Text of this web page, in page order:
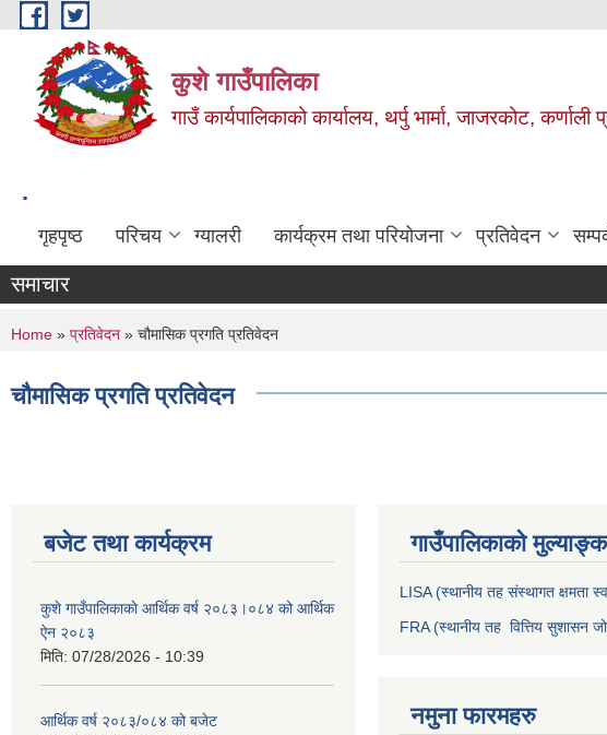
Skip to main content
कुशे गाउँपालिका
गाउँ कार्यपालिकाको कार्यालय, थर्पु भार्मा, जाजरकोट,
.
गृहपृष्ठ परिचय ग्यालरी कार्यक्रम तथा परियोजना प्रतिवेदन
समाचार
You are here
Home » प्रतिवेदन » चौमासिक प्रगति प्रतिवेदन
चौमासिक प्रगति प्रतिवेदन
बजेट तथा कार्यक्रम
कुशे गाउँपालिकाकाे आर्थिक वर्ष २०८३।०८४ को आर्थिक
ऐन २०८३
मिति: 07/28/2026 - 10:39
आर्थिक वर्ष २०८३/०८४ को बजेट
गाउँपालिकाको
LISA (स्थानीय तह संस्थागत क्षमता
FRA (स्थानीय तह वित्तिय सुशासन
नमुना फारमहरु